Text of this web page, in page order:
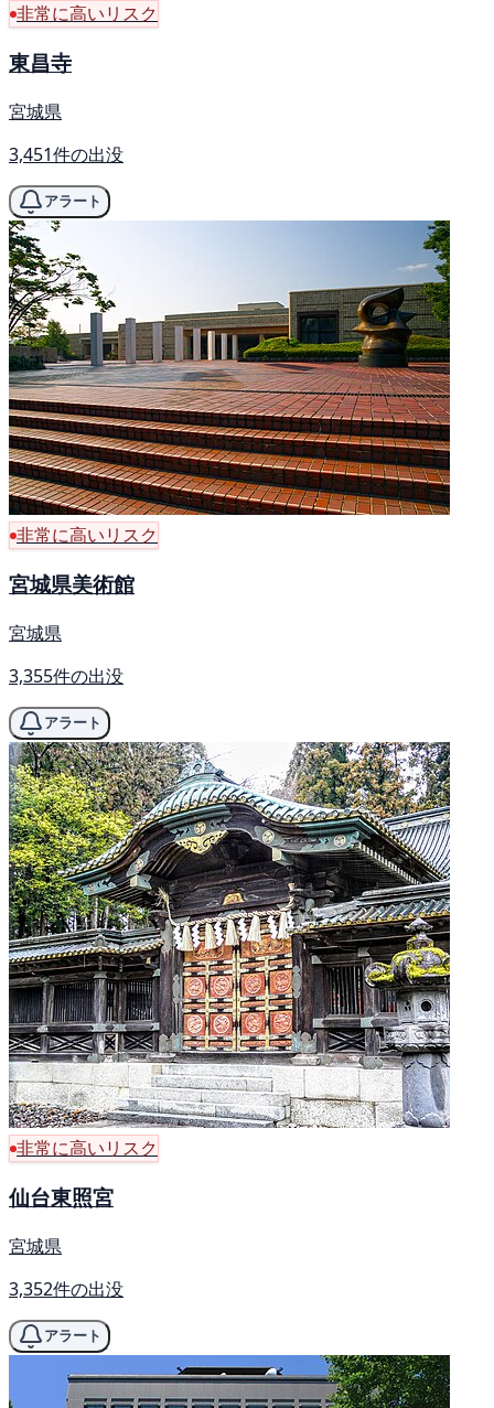
非常に高いリスク
東昌寺
宮城県
3,451件の出没
アラート
非常に高いリスク
宮城県美術館
宮城県
3,355件の出没
アラート
非常に高いリスク
仙台東照宮
宮城県
3,352件の出没
アラート